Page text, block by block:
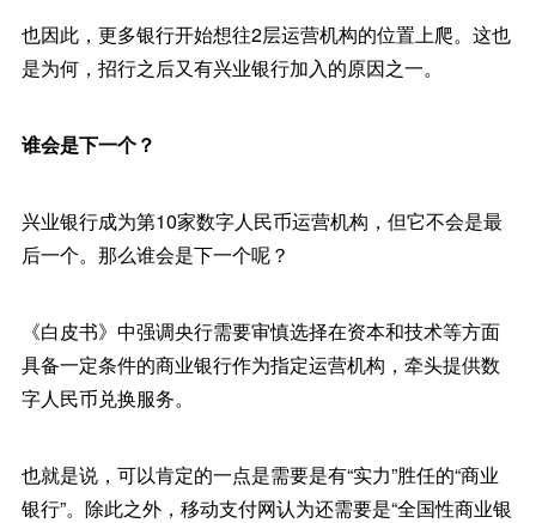
也因此，更多银行开始想往2层运营机构的位置上爬。这也
是为何，招行之后又有兴业银行加入的原因之一。
谁会是下一个？
兴业银行成为第10家数字人民币运营机构，但它不会是最
后一个。那么谁会是下一个呢？
《白皮书》中强调央行需要审慎选择在资本和技术等方面
具备一定条件的商业银行作为指定运营机构，牵头提供数
字人民币兑换服务。
也就是说，可以肯定的一点是需要是有“实力”胜任的“商业
银行”。除此之外，移动支付网认为还需要是“全国性商业银